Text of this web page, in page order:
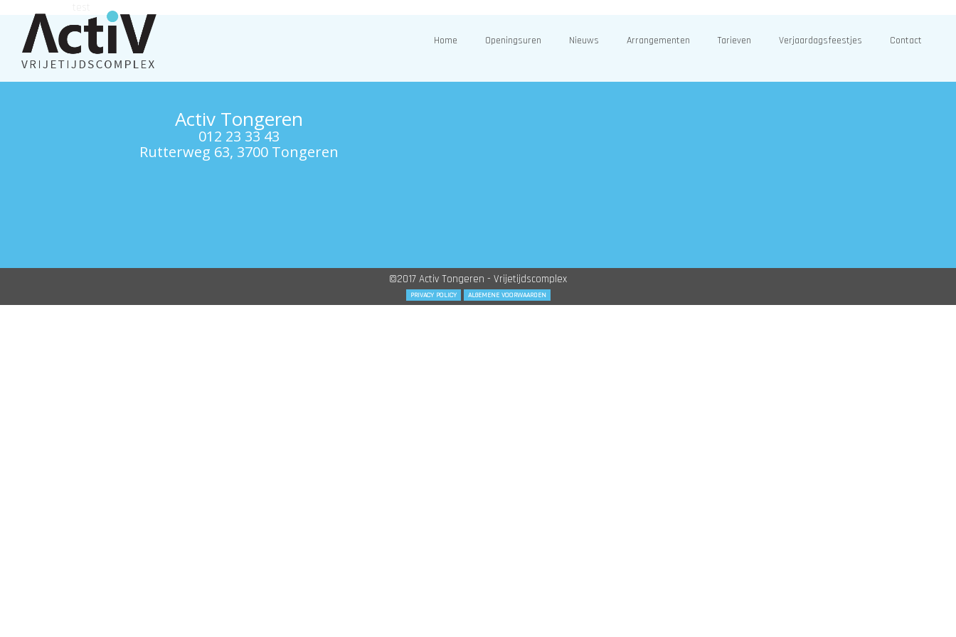
Home Openingsuren Nieuws Arrangementen Tarieven Verjaardagsfeestjes Contact
Activ Tongeren
012 23 33 43
Rutterweg 63, 3700 Tongeren
©2017 Activ Tongeren - Vrijetijdscomplex
PRIVACY POLICY ALGEMENE VOORWAARDEN